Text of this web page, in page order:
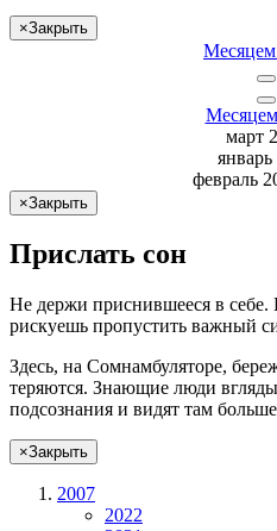
×Закрыть
март
февраль
×Закрыть
Прислать сон
Не держи приснившееся в себе.
рискуешь пропустить важный
Здесь, на Сомнамбуляторе,
теряются. Знающие люди
подсознания и видят там
×Закрыть
2007
2022